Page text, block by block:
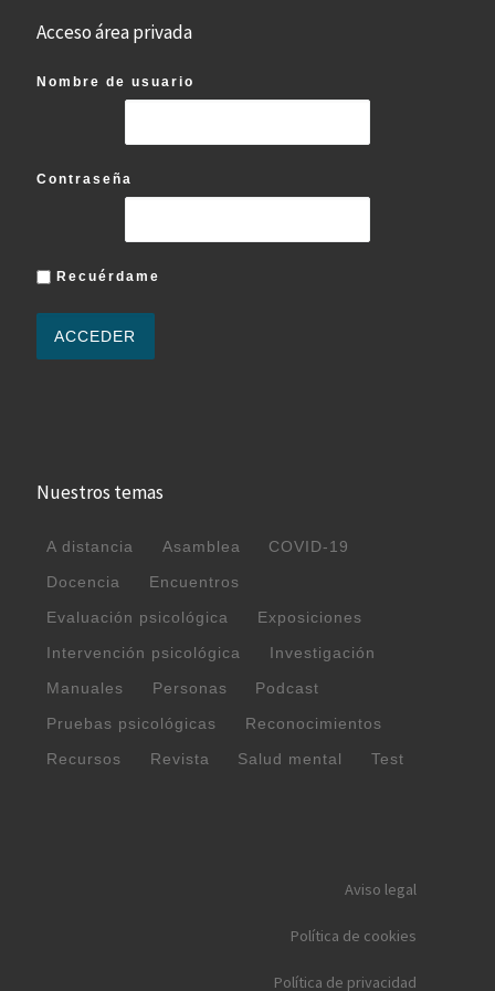
Acceso área privada
Nombre de usuario
Contraseña
Recuérdame
Nuestros temas
A distancia Asamblea
COVID-19
Docencia
Encuentros
Evaluación psicológica
Exposiciones
Intervención psicológica
Investigación
Manuales
Personas
Podcast
Pruebas psicológicas
Reconocimientos
Recursos
Revista Salud mental Test
Aviso legal
Política de cookies
Política de privacidad